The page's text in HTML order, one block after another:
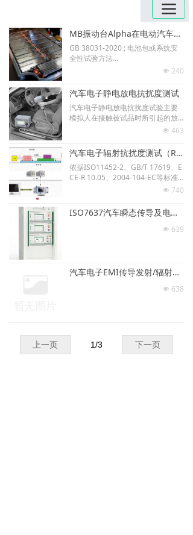
MB振动台Alpha在电动汽车用动力蓄电池包产品下线检测认证中的应用
GB 38031-2020 ; 电池包或系统安
全性试验方法
X,Y,Z，Pitch Roll 多自由度施加随
电池包安装简易，卸载方便，设备
占地面积小。
넶 240
汽车电子静电放电抗扰度测试
汽车电子静电放电抗扰度试验主要
模拟人在接触被试品时所引起的放
电（直接放电），以及人或物体对
时对汽车电子设备工作造成的影
响。静电放电时可以在0.5~20ns的
时间内产生1~50A的放电电流。一
般静电放电不会对人产生伤害，但
对车载电子系统、充电桩等设备可
넶 463
汽车电子辐射抗扰度测试（RI）
依据ISO11452-2、GB/T 17619、E
CE-R 10.05、2004-104-EC等标准
要求，对汽车电子零部件系统等车
模块、车载充电机等）进行辐射抗
扰度测试。汽车电子辐射抗扰度测
试是汽车电子最常见的 EMS 测试方
决定，目前最大场强达 200V/m，特
殊频段达到600V/m(雷达波)。
넶 740
ISO7637汽车瞬态传导及电源变化抗扰度测试
넶 639
汽车电子EMI传导发射/辐射发射测试
넶 638
上一页 下一页
1/3
끀